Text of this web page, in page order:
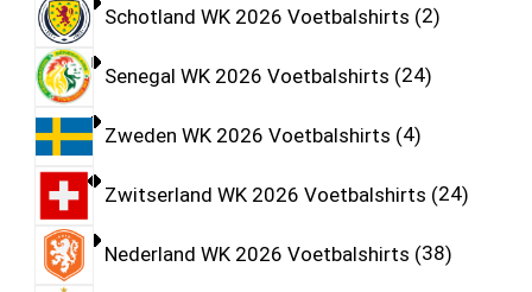
Schotland WK 2026 Voetbalshirts 2
Senegal WK 2026 Voetbalshirts 24
Zweden WK 2026 Voetbalshirts 4
Zwitserland WK 2026 Voetbalshirts 24
Nederland WK 2026 Voetbalshirts 38